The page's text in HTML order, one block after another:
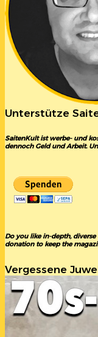
Unterstütze
SaitenKult ist werbe- und
dennoch Geld und Arbeit.
Do you like in-depth,
donation to keep the
Vergessene